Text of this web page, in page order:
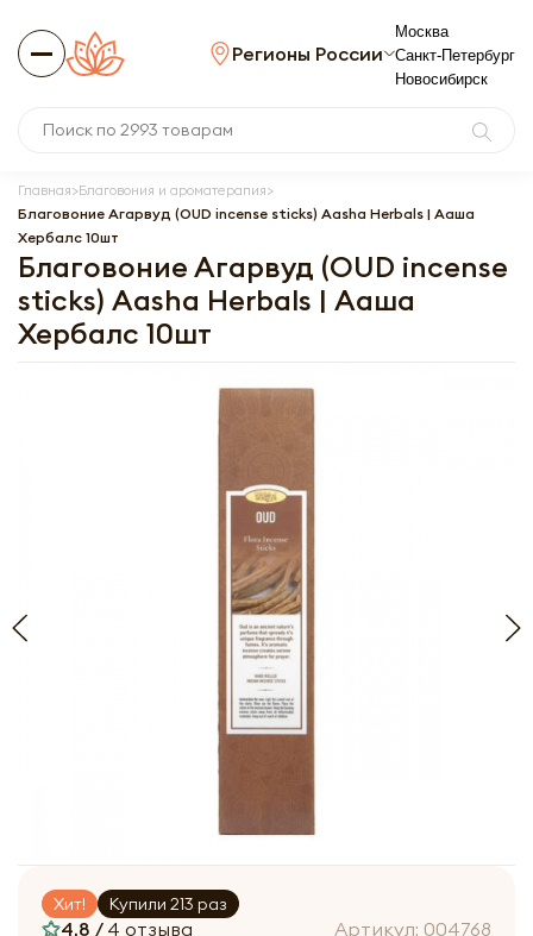
Регионы России
Москва
Санкт-Петербург
Новосибирск
Главная Благовония и ароматерапия
Благовоние Агарвуд (OUD incense sticks) Aasha Herbals | Ааша
Хербалс 10шт
Благовоние Агарвуд (OUD incense
sticks) Aasha Herbals | Ааша
Хербалс 10шт
Хит! Купили 213 раз
4,8 / 4 отзыва Артикул: 004768